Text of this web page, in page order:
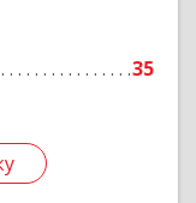
35